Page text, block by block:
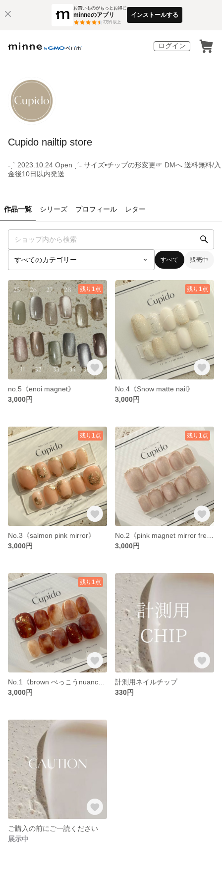
お買いものがもっとお得に
minneのアプリ
3万件以上
インストールする
ログイン
Cupido nailtip store
˗ˏˋ 2023.10.24 Open ˎˊ˗ サイズ•チップの形変更☞ DMへ 送料無料/入
金後10日以内発送
作品一覧 シリーズ プロフィール レター
すべて 販売中
残り1点
no.5《enoi magnet》
3,000円
残り1点
No.4《Snow matte nail》
3,000円
残り1点
No.3《salmon pink mirror》
3,000円
残り1点
3,000円
残り1点
3,000円
計測用ネイルチップ
330円
ご購入の前にご一読ください
展示中